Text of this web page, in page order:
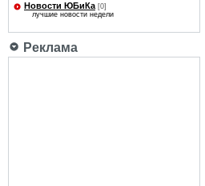
Новости ЮБиКа [0]
лучшие новости недели
Реклама